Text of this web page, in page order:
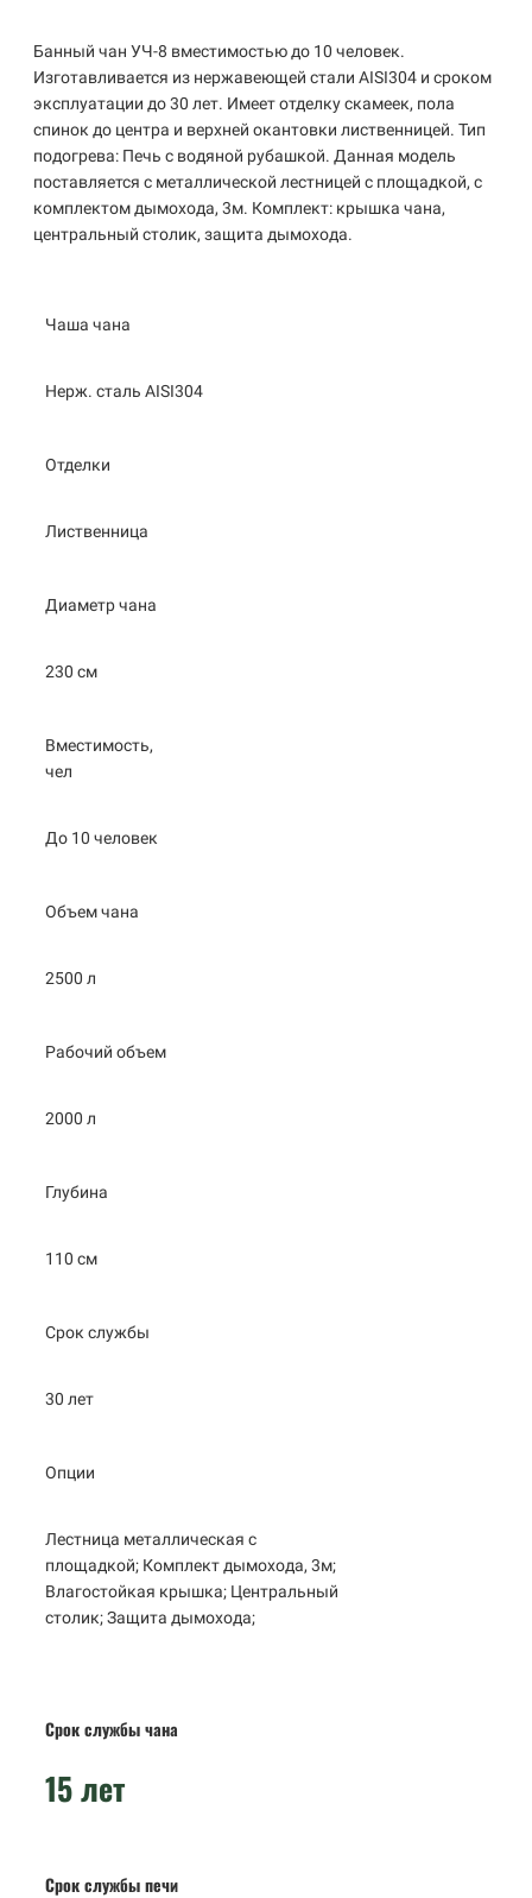
Банный чан УЧ-8 вместимостью до 10 человек.
Изготавливается из нержавеющей стали AISI304 и сроком
эксплуатации до 30 лет. Имеет отделку скамеек, пола
спинок до центра и верхней окантовки лиственницей. Тип
подогрева: Печь с водяной рубашкой. Данная модель
поставляется с металлической лестницей с площадкой, с
комплектом дымохода, 3м. Комплект: крышка чана,
центральный столик, защита дымохода.
Чаша чана
Нерж. сталь AISI304
Отделки
Лиственница
Диаметр чана
230 см
Вместимость,
чел
До 10 человек
Объем чана
2500 л
Рабочий объем
2000 л
Глубина
110 см
Срок службы
30 лет
Опции
Лестница металлическая с
площадкой; Комплект дымохода, 3м;
Влагостойкая крышка; Центральный
столик; Защита дымохода;
Срок службы чана
15 лет
Срок службы печи